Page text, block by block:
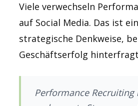
Viele verwechseln
auf Social Media. Das ist
strategische Denkweise,
Geschäftserfolg
Performance